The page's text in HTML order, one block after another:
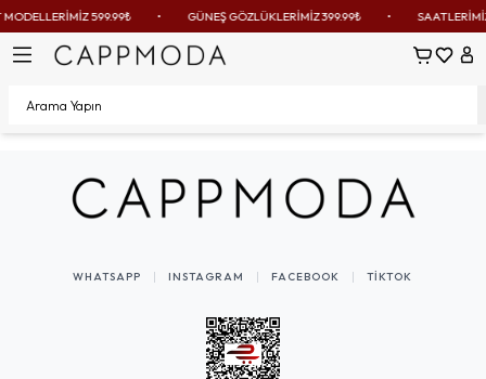
TEK FİYAT! SADECE 499.99₺ • ERKEK SAAT
Sepetim
WHATSAPP INSTAGRAM FACEBOOK TIKTOK